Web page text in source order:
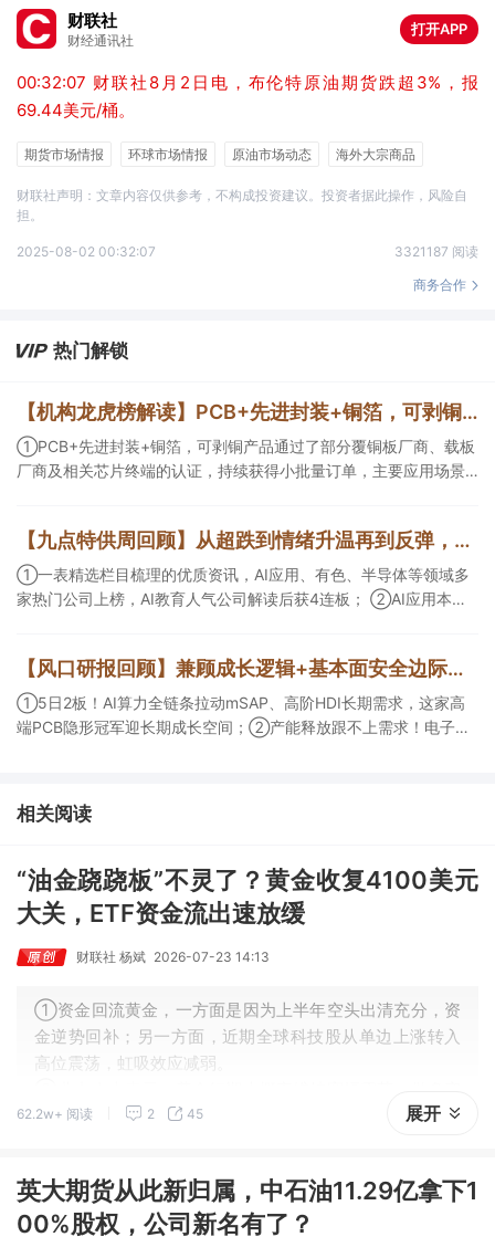
财联社
财经通讯社
打开APP
00:32:07 财联社8月2日电，布伦特原油期货跌超3%，报
69.44美元/桶。
期货市场情报 环球市场情报 原油市场动态
海外大宗商品
财联社声明：文章内容仅供参考，不构成投资建议。投资者据此操作，风险自
担。
2025-08-02 00:32:07
3321187 阅读
商务合作
热门解锁
【机构龙虎榜解读】PCB+先进封装+铜箔，可剥铜产品通过了部分覆铜板厂商、载板厂商及相关芯片终端的认证，持续获得小批量订单，主要应用场景包括芯片封装光模块用PCB，机构大额净买入这家公司
①PCB+先进封装+铜箔，可剥铜产品通过了部分覆铜板厂商、载板
厂商及相关芯片终端的认证，持续获得小批量订单，主要应用场景
等方面具有丰富经验，具备承接细胞与基因治疗产品商业化受托生
产的合规资质，这家公司获净买入。
【九点特供周回顾】从超跌到情绪升温再到反弹，栏目梳理AI应用题材逻辑，AI教育人气公司解读后获4连板
①一表精选栏目梳理的优质资讯，AI应用、有色、半导体等领域多
家热门公司上榜，AI教育人气公司解读后获4连板； ②AI应用本周
角前瞻产业供需情况，提及2家核心公司双双涨停。
【风口研报回顾】兼顾成长逻辑+基本面安全边际！王牌自营前瞻覆盖“pcb+MLCC+电子布”，梳理AI产业链优质标的“深坑起跳”
①5日2板！AI算力全链条拉动mSAP、高阶HDI长期需求，这家高
端PCB隐形冠军迎长期成长空间；②产能释放跟不上需求！电子布
价预期暂未被市场定价，王牌自营前瞻捕捉“预期差”，3日大涨
26%。
相关阅读
“油金跷跷板”不灵了？黄金收复4100美元
大关，ETF资金流出速放缓
财联社 杨斌 2026-07-23 14:13
①资金回流黄金，一方面是因为上半年空头出清充分，资
金逆势回补；另一方面，近期全球科技股从单边上涨转入
高位震荡，虹吸效应减弱。
口尚未开启，趋势性上涨或需等到9月之后，核心变量在于
62.2w+ 阅读 2 45 展开
英大期货从此新归属，中石油11.29亿拿下1
00%股权，公司新名有了？